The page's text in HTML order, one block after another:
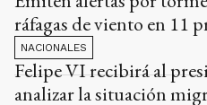
ráfagas de viento en 11
NACIONALES
Felipe VI recibirá al
analizar la situación